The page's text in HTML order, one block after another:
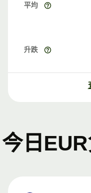
平均
升跌
今日